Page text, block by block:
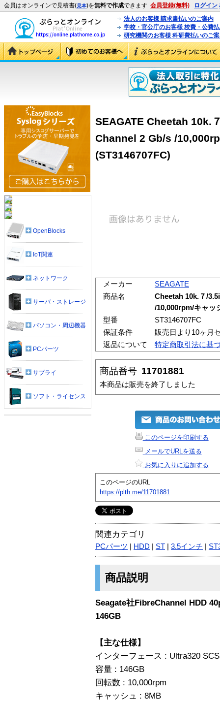
会員はオンラインで見積書(見本)を無料で作成できます 会員登録(無料) ログイン
法人のお客様 請求書払いのご案内
学校・官公庁のお客様 校費・公費
研究機関のお客様 科研費払いのご
SEAGATE Cheetah 10k.
Channel 2 Gb/s /
(ST3146707FC)
メーカー
SEAGATE
商品名
Cheetah 10k.７/
/10,000rpm/キャッ
型番
ST3146707FC
保証条件
販売日より10ヶ月
返品について
特定商取引法に基
商品番号 11701881
本商品は販売を終了しました
このページを印刷する
メールでURLを送る
お気に入りに追加する
このページのURL
https://plth.me/11701881
関連カテゴリ
PCパーツ HDD ST 3.5インチ
商品説明
Seagate社FibreChannel HDD
146GB
【主な仕様】
インターフェース : Ultra320
容量 : 146GB
回転数 : 10,000rpm
キャッシュ : 8MB
OpenBlocks
IoT関連
ネットワーク
サーバ・ストレージ
パソコン・周辺機器
PCパーツ
サプライ
ソフト・ライセンス